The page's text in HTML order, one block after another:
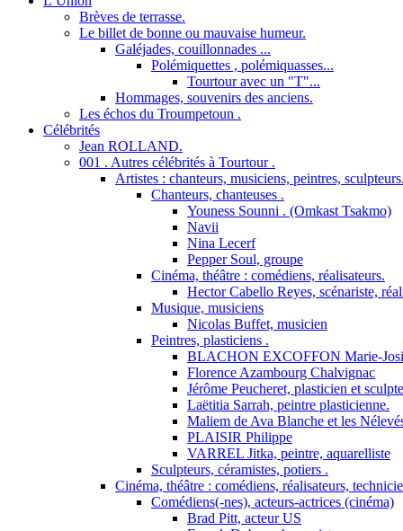
Brèves de terrasse.
Le billet de bonne ou mauvaise humeur.
Galéjades, couillonnades ...
Polémiquettes , polémiquasses...
Tourtour avec un "T"...
Hommages, souvenirs des anciens.
Les échos du Troumpetoun .
Célébrités
Jean ROLLAND.
001 . Autres célébrités à Tourtour .
Artistes : chanteurs, musiciens, peintres,
Chanteurs, chanteuses .
Youness Sounni . (Omkast Tsakmo)
Navii
Nina Lecerf
Pepper Soul, groupe
Cinéma, théâtre : comédiens, réalisateurs.
Hector Cabello Reyes, scénariste,
Musique, musiciens
Nicolas Buffet, musicien
Peintres, plasticiens .
BLACHON EXCOFFON Marie-
Florence Azambourg Chalvignac
Jérôme Peucheret, plasticien et
Laëtitia Sarrah, peintre plasticienne.
Maliem de Ava Blanche et les
PLAISIR Philippe
VARREL Jitka, peintre, aquarelliste
Sculpteurs, céramistes, potiers .
Cinéma, théâtre : comédiens, réalisateurs,
Comédiens(-nes), acteurs-actrices (cinéma)
Brad Pitt, acteur US